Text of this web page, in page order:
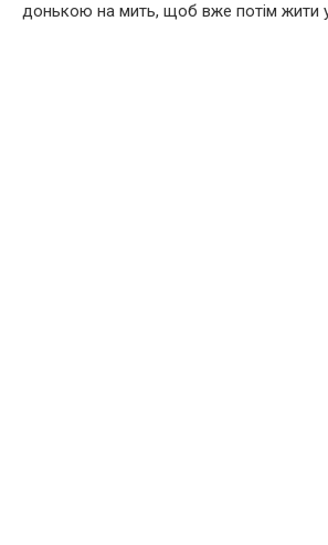
донькою на мить, щоб вже потім жити